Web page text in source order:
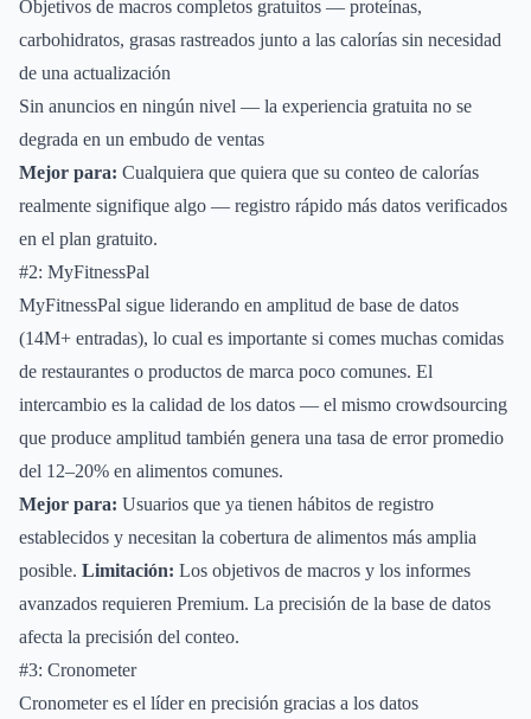
Objetivos de macros completos gratuitos — proteínas,
carbohidratos, grasas rastreados junto a las calorías sin necesidad
de una actualización
Sin anuncios en ningún nivel — la experiencia gratuita no se
degrada en un embudo de ventas
Mejor para: Cualquiera que quiera que su conteo de calorías
realmente signifique algo — registro rápido más datos verificados
en el plan gratuito.
#2: MyFitnessPal
MyFitnessPal sigue liderando en amplitud de base de datos
(14M+ entradas), lo cual es importante si comes muchas comidas
de restaurantes o productos de marca poco comunes. El
intercambio es la calidad de los datos — el mismo crowdsourcing
que produce amplitud también genera una tasa de error promedio
del 12–20% en alimentos comunes.
Mejor para: Usuarios que ya tienen hábitos de registro
establecidos y necesitan la cobertura de alimentos más amplia
posible. Limitación: Los objetivos de macros y los informes
avanzados requieren Premium. La precisión de la base de datos
afecta la precisión del conteo.
#3: Cronometer
Cronometer es el líder en precisión gracias a los datos